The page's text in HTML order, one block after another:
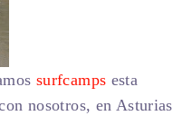
surfcamps esta
nosotros, en Asturias